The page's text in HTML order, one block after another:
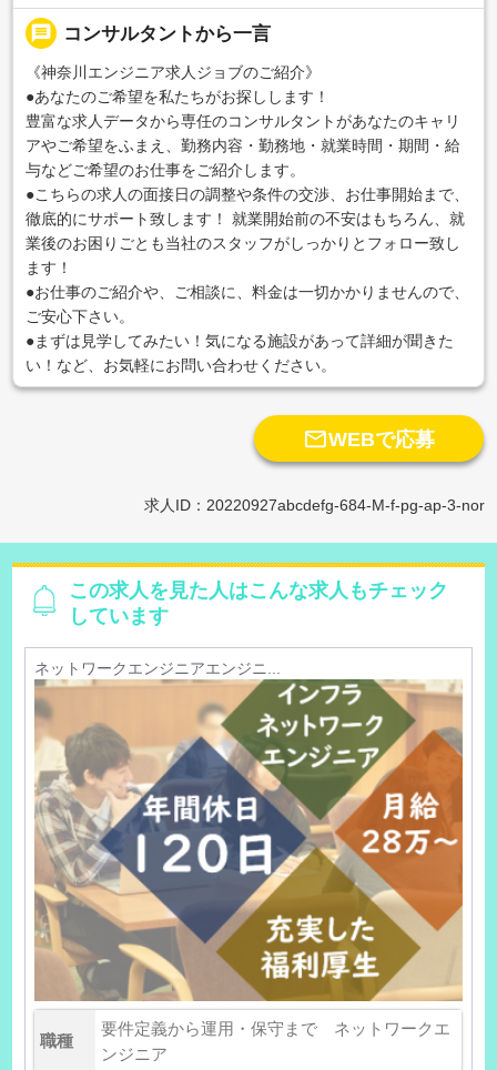
message コンサルタントから一言
《神奈川エンジニア求人ジョブのご紹介》
●あなたのご希望を私たちがお探しします！
豊富な求人データから専任のコンサルタントがあなたのキャリ
アやご希望をふまえ、勤務内容・勤務地・就業時間・期間・給
与などご希望のお仕事をご紹介します。
●こちらの求人の面接日の調整や条件の交渉、お仕事開始まで、
徹底的にサポート致します！ 就業開始前の不安はもちろん、就
業後のお困りごとも当社のスタッフがしっかりとフォロー致し
ます！
●お仕事のご紹介や、ご相談に、料金は一切かかりませんので、
ご安心下さい。
●まずは見学してみたい！気になる施設があって詳細が聞きた
い！など、お気軽にお問い合わせください。
WEBで応募
求人ID：20220927abcdefg-684-M-f-pg-ap-3-nor
この求人を見た人はこんな求人もチェック
しています
ネットワークエンジニアエンジニ...
職種
要件定義から運用・保守まで ネットワークエ
ンジニア